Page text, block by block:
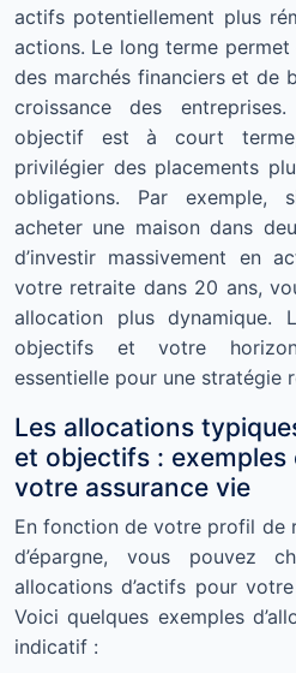
actifs potentiellement plus
actions. Le long terme
des marchés financiers et de
croissance des
objectif est à court
privilégier des placements
obligations. Par exemple,
acheter une maison dans
d’investir massivement en
votre retraite dans 20 ans,
allocation plus dynamique.
objectifs et votre horizon
essentielle pour une stratégie
Les allocations
et objectifs :
votre assurance vie
En fonction de votre profil de
d’épargne, vous pouvez
allocations d’actifs pour
Voici quelques exemples
indicatif :